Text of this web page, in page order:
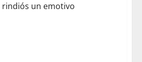
rindiós un emotivo